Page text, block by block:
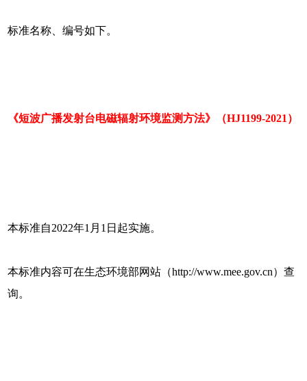
标准名称、编号如下。
《短波广播发射台电磁辐射环境监测方法》（HJ1199-2021）
本标准自2022年1月1日起实施。
本标准内容可在生态环境部网站（http://www.mee.gov.cn）查
询。